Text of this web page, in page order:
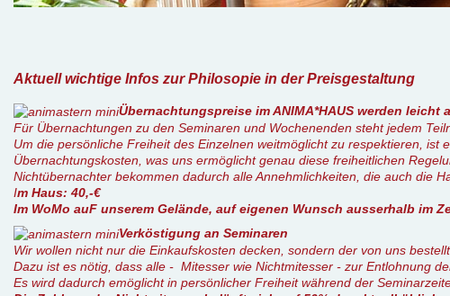
Aktuell wichtige Infos zur Philosopie in der Preisgestaltung
Übernachtungspreise im ANIMA*HAUS werden leicht
Für Übernachtungen zu den Seminaren und Wochenenden steht jedem
Um die persönliche Freiheit des Einzelnen weitmöglicht zu respektieren,
Übernachtungskosten, was uns ermöglicht genau diese freiheitlichen
Nichtübernachter bekommen dadurch alle Annehmlichkeiten, die auch die
Im Haus: 40,-€
Im WoMo auF unserem Gelände, auf eigenen Wunsch ausserhalb im
Verköstigung an Seminaren
Wir wollen nicht nur die Einkaufskosten decken, sondern der von uns
Dazu ist es nötig, dass alle - Mitesser wie Nichtmitesser - zur Entlohnung
Es wird dadurch emöglicht in persönlicher Freiheit während der